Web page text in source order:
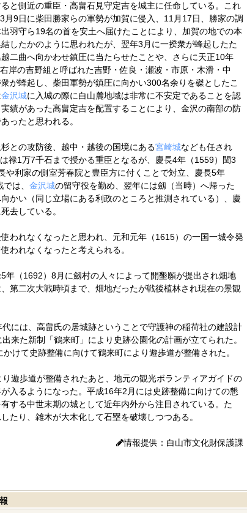
と側近の重臣・高畠石見守定吉を城主に任命している。これ
月9日に柴田勝家らの軍勢が加賀に侵入、11月17日、勝家の調
羽守ら19名の首を安土へ届けたことにより、加賀の地での本
したかのように思われたが、翌年3月に一揆衆が蜂起したた
二曲へ向かわせ鎮圧に当たらせたことや、さらに天正10年
岸の吉野組と呼ばれた吉野・佐良・瀬波・市原・木滑・中
が蜂起し、柴田軍勢が鎮圧に向かい300名余りを磔としたこ
金沢城に入城の際に白山麓地域は非常に不安定であることを認
績があった高畠定吉を配置することにより、金沢の南部の防
ったと思われる。
との攻防後、越中・越後の国境にある宮崎城なども任され
禄1万7千石まで授かる重臣となるが、慶長4年（1559）閏3
や利家の側室芳春院と豊臣方に付くことで対立、慶長5年
は、 金沢城の留守役を勤め、翌年には劔（当時）へ帰った
かい（同じ立場にある利政のところと推測されている）、慶
去している。
われなくなったと思われ、元和元年（1615）の一国一城令発
われなくなったと考えられる。
年（1692）8月に劔村の人々によって開墾願が提出され畑地
第二次大戦時頃まで、畑地だったが戦後植林され現在の景観
には、高畠氏の居城跡ということで守護神の稲荷社の建設計
来た新制「鶴来町」により史跡公園化の計画が立てられた。
けて史跡整備に向けて鶴来町により遊歩道が整備された。
遊歩道が整備されたあと、地元の観光ボランティアガイドの
入るようになった。平成16年2月には史跡整備に向けての懇
する中世末期の城として近年内外から注目されている。た
たり、雑木が大木化して石塁を破壊しつつある。
情報提供：白山市文化財保護課